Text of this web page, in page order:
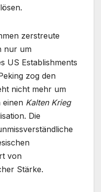
zerstreute
nur um
US Establishments
zog den
nicht mehr um
einen Kalten Krieg
Die
von
Stärke.